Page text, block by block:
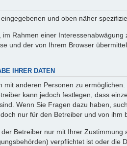
und oben näher
Rahmen einer
und der von Ihrem Browser
IHRER DATEN
mit anderen Personen zu
kann jedoch festlegen, dass
Wenn Sie Fragen dazu haben,
nur für den Betreiber und von ihm
Betreiber nur mit Ihrer
verpflichtet ist oder die